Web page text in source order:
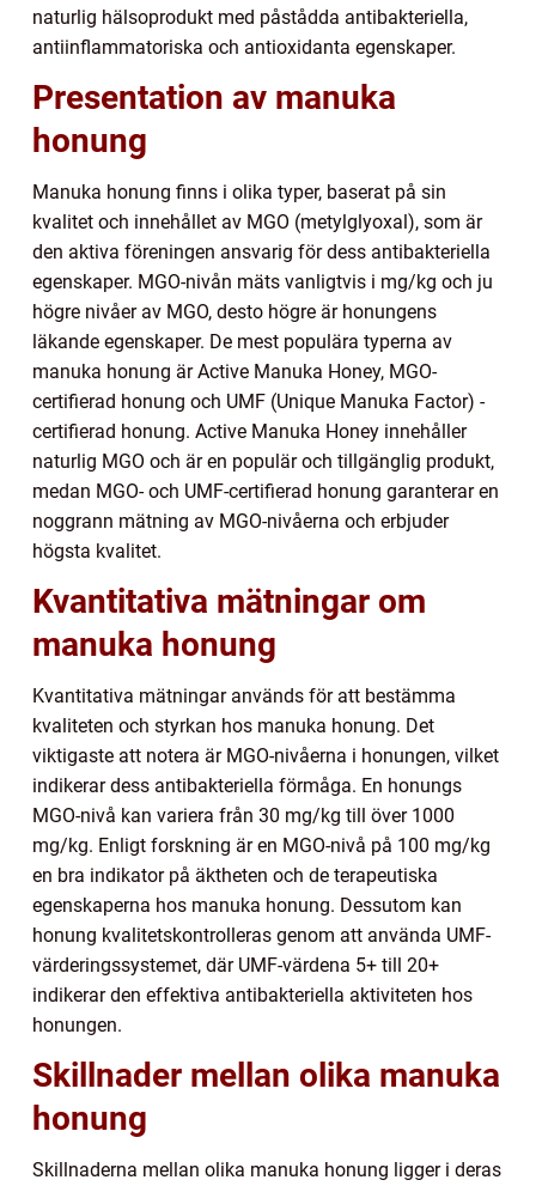
naturlig hälsoprodukt med påstådda antibakteriella,
antiinflammatoriska och antioxidanta egenskaper.
Presentation av manuka
honung
Manuka honung finns i olika typer, baserat på sin
kvalitet och innehållet av MGO (metylglyoxal), som är
den aktiva föreningen ansvarig för dess antibakteriella
egenskaper. MGO-nivån mäts vanligtvis i mg/kg och ju
högre nivåer av MGO, desto högre är honungens
läkande egenskaper. De mest populära typerna av
manuka honung är Active Manuka Honey, MGO-
certifierad honung och UMF (Unique Manuka Factor) -
certifierad honung. Active Manuka Honey innehåller
naturlig MGO och är en populär och tillgänglig produkt,
medan MGO- och UMF-certifierad honung garanterar en
noggrann mätning av MGO-nivåerna och erbjuder
högsta kvalitet.
Kvantitativa mätningar om
manuka honung
Kvantitativa mätningar används för att bestämma
kvaliteten och styrkan hos manuka honung. Det
viktigaste att notera är MGO-nivåerna i honungen, vilket
indikerar dess antibakteriella förmåga. En honungs
MGO-nivå kan variera från 30 mg/kg till över 1000
mg/kg. Enligt forskning är en MGO-nivå på 100 mg/kg
en bra indikator på äktheten och de terapeutiska
egenskaperna hos manuka honung. Dessutom kan
honung kvalitetskontrolleras genom att använda UMF-
värderingssystemet, där UMF-värdena 5+ till 20+
indikerar den effektiva antibakteriella aktiviteten hos
honungen.
Skillnader mellan olika manuka
honung
Skillnaderna mellan olika manuka honung ligger i deras